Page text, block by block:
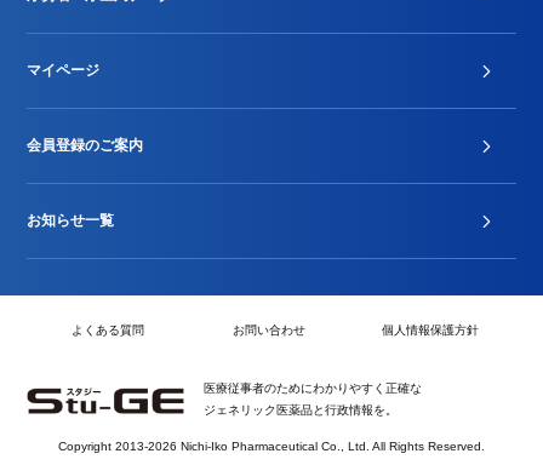
2024年度新設項目届出状況
マイページ
会員登録のご案内
お知らせ一覧
よくある質問 お問い合わせ 個人情報保護方針
医療従事者のためにわかりやすく正確な
ジェネリック医薬品と行政情報を。
Copyright 2013-2026 Nichi-Iko Pharmaceutical Co., Ltd. All Rights Reserved.